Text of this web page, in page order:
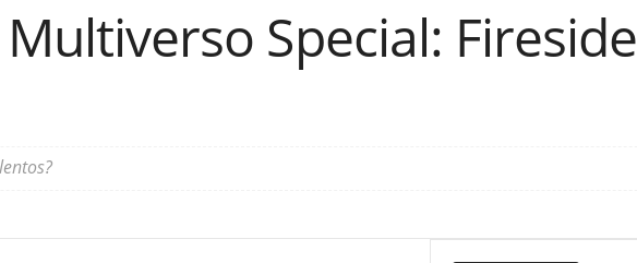
Special: Fireside